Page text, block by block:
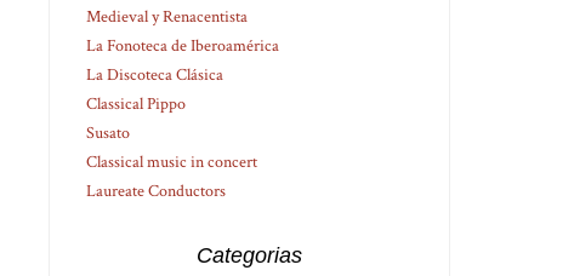
Medieval y Renacentista
La Fonoteca de Iberoamérica
La Discoteca Clásica
Classical Pippo
Susato
Classical music in concert
Laureate Conductors
Categorias